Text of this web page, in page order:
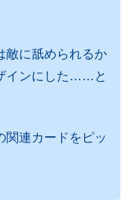
敵に舐められるか
インにした……と
関連カードをピッ